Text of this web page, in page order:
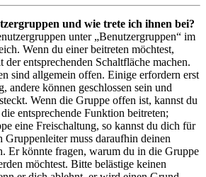
und wie trete ich ihnen bei?
unter „Benutzergruppen“ im
Wenn du einer beitreten möchtest,
der entsprechenden Schaltfläche machen.
sind allgemein offen. Einige erfordern erst
andere können geschlossen sein und
Wenn die Gruppe offen ist, kannst du
entsprechende Funktion beitreten;
eine Freischaltung, so kannst du dich für
Gruppenleiter muss daraufhin deinen
Er könnte fragen, warum du in die Gruppe
möchtest. Bitte belästige keinen